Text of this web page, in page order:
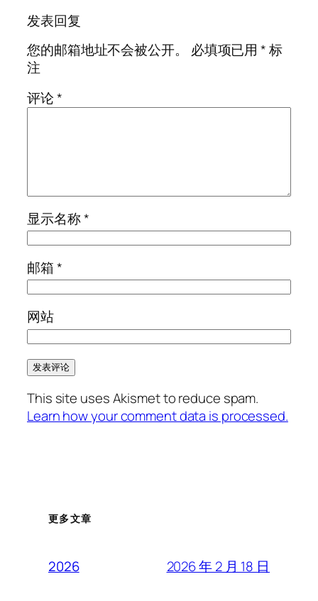
发表回复
您的邮箱地址不会被公开。
必填项已用*标
注
评论*
显示名称*
邮箱*
网站
This site uses Akismet to reduce spam.
Learn how your comment data is processed.
更多文章
2026 2026 年 2 月 18 日